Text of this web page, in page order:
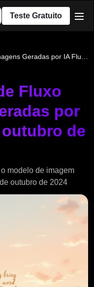
Teste Gratuito
Fluxo
por
de
modelo de imagem
outubro de 2024